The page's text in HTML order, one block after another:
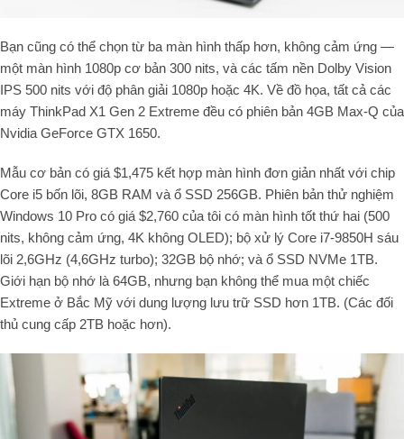
Bạn cũng có thể chọn từ ba màn hình thấp hơn, không cảm ứng —
một màn hình 1080p cơ bản 300 nits, và các tấm nền Dolby Vision
IPS 500 nits với độ phân giải 1080p hoặc 4K. Về đồ họa, tất cả các
máy ThinkPad X1 Gen 2 Extreme đều có phiên bản 4GB Max-Q của
Nvidia GeForce GTX 1650.
Mẫu cơ bản có giá $1,475 kết hợp màn hình đơn giản nhất với chip
Core i5 bốn lõi, 8GB RAM và ổ SSD 256GB. Phiên bản thử nghiệm
Windows 10 Pro có giá $2,760 của tôi có màn hình tốt thứ hai (500
nits, không cảm ứng, 4K không OLED); bộ xử lý Core i7-9850H sáu
lõi 2,6GHz (4,6GHz turbo); 32GB bộ nhớ; và ổ SSD NVMe 1TB.
Giới hạn bộ nhớ là 64GB, nhưng bạn không thể mua một chiếc
Extreme ở Bắc Mỹ với dung lượng lưu trữ SSD hơn 1TB. (Các đối
thủ cung cấp 2TB hoặc hơn).